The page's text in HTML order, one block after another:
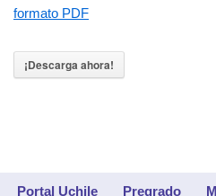
formato PDF
¡Descarga ahora!
Portal Uchile Pregrado